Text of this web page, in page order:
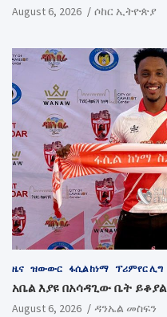
August 6, 2026 ሶከር ኢትዮጵያ
ዜና ዝውውር ፋሲል ከነማ ፕሪምየር ሊግ
አቤል እያዩ በአሳዳጊው ቤት ይቆያል
August 6, 2026 ዳንኤል መስፍን